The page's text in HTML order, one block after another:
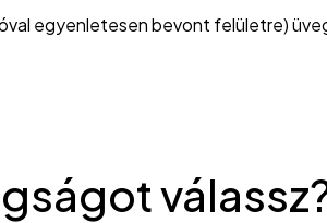
egyenletesen bevont felületre)